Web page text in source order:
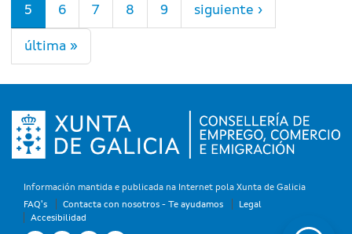
5 6 7 8 9 siguiente ›
última »
Información mantida e publicada na Internet pola Xunta de Galicia
FAQ's
Contacta con nosotros - Te ayudamos
Legal
Accesibilidad